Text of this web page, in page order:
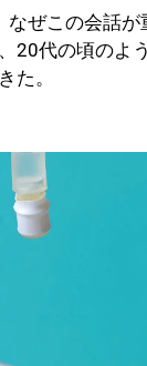
ぜこの会話
20代の頃のよ
た。